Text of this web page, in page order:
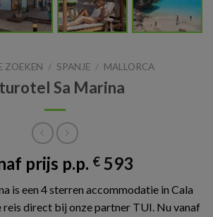
ZOEKEN / SPANJE / MALLORCA
Sa Marina
prijs p.p. € 593
is een 4 sterren accommodatie in Cala
direct bij onze partner TUI. Nu vanaf